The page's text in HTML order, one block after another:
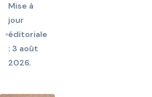
Mise à
jour
éditoriale
: 3 août
2026.